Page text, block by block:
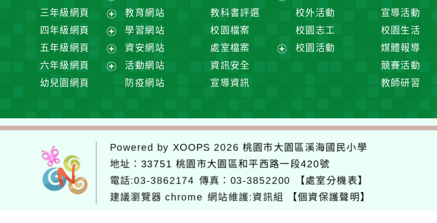
選
單
展
選
單
三年級網頁
展
選
單
四年級網頁
展
開
選
五年級網頁
展
開
六年級網頁
單
幼兒園網頁
教育網站
學習網站
資安網站
活動網站
防疫網站
單
教科書評選
校園檔案
處室檔案
資訊安全
宣導資訊
校外活動
校園志工
校園活動
宣導活動
校園生活
媒體報導
競賽活動
教師研習
Powered by XOOPS 2026桃園市大園區溪海國民小學
地址： 33751 桃園市大園區和平西路一段420號
電話:03-3862174 傳真：03-3852200
【處室分機表】
建議瀏覽器 chrome 網站維護:資訊組 【個資保護聲明】